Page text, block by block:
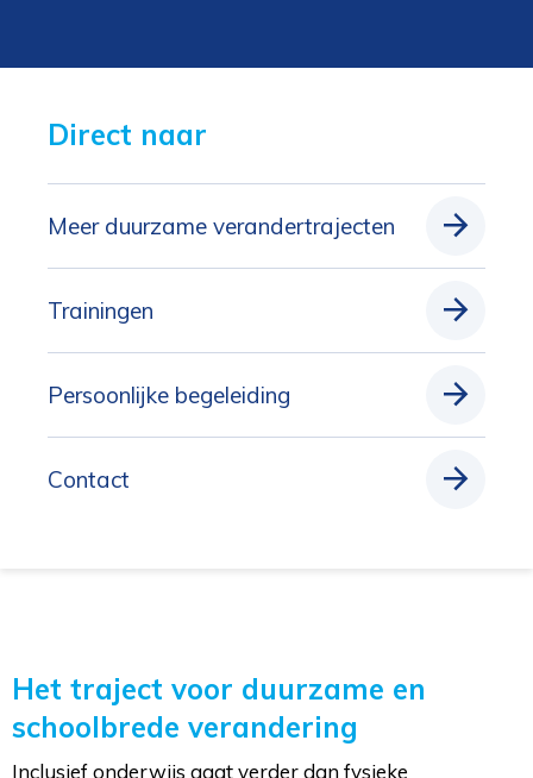
Direct naar
Meer duurzame verandertrajecten
Trainingen
Persoonlijke begeleiding
Contact
Het traject voor duurzame en
schoolbrede verandering
Inclusief onderwijs gaat verder dan fysieke